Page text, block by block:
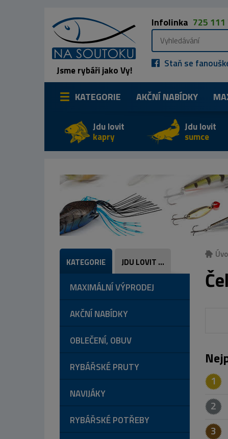
Jsme rybáři jako Vy!
Infolinka 725
Staň se
KATEGORIE AKČNÍ NABÍDKY
Jdu lovit
kapry
Jdu lovit
sumce
KATEGORIE JDU LOVIT ...
MAXIMÁLNÍ VÝPRODEJ
AKČNÍ NABÍDKY
OBLEČENÍ, OBUV
RYBÁŘSKÉ PRUTY
NAVIJÁKY
RYBÁŘSKÉ POTŘEBY
1
2
3